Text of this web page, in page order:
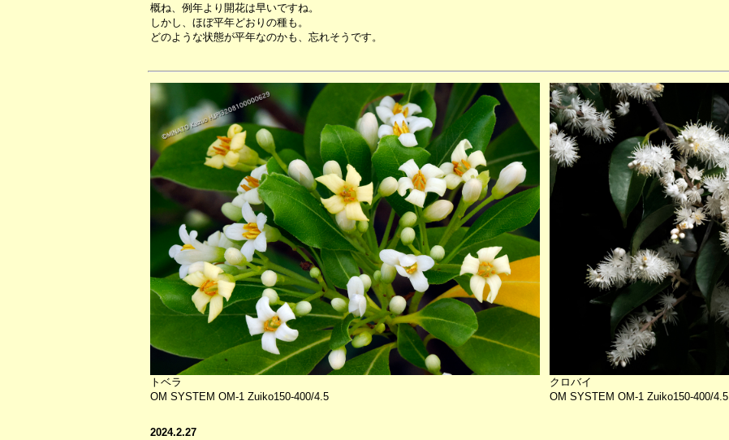
概ね、例年より開花は早いですね。
しかし、ほぼ平年どおりの種も。
どのような状態が平年なのかも、忘れそうです。
トベラ
OM SYSTEM OM-1 Zuiko150-400/4.5
クロバイ
OM SYSTEM OM-1 Zuiko150-400/4.5
2024.2.27